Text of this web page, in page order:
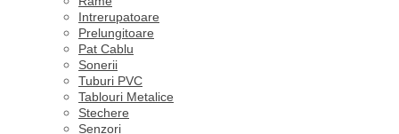
Intrerupatoare
Prelungitoare
Pat Cablu
Sonerii
Tuburi PVC
Tablouri Metalice
Stechere
Senzori